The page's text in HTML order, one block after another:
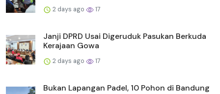
2 days ago 17
Janji DPRD Usai Digeruduk Pasukan Berkuda
Kerajaan Gowa
2 days ago 17
Bukan Lapangan Padel, 10 Pohon di Bandung